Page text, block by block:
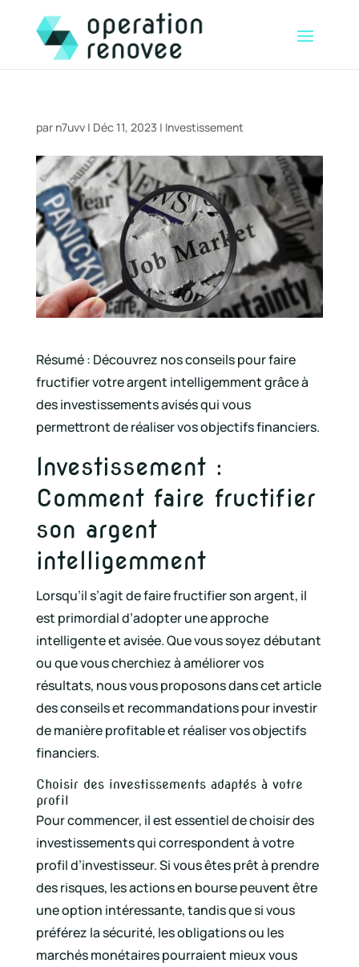
par n7uvv| Déc 11, 2023 | Investissement
Résumé : Découvrez nos conseils pour faire
fructifier votre argent intelligemment grâce à
des investissements avisés qui vous
permettront de réaliser vos objectifs financiers.
Investissement :
Comment faire fructifier
son argent
intelligemment
Lorsqu’il s’agit de faire fructifier son argent, il
est primordial d’adopter une approche
intelligente et avisée. Que vous soyez débutant
ou que vous cherchiez à améliorer vos
résultats, nous vous proposons dans cet article
des conseils et recommandations pour investir
de manière profitable et réaliser vos objectifs
financiers.
Choisir des investissements adaptés à votre
profil
Pour commencer, il est essentiel de choisir des
investissements qui correspondent à votre
profil d’investisseur. Si vous êtes prêt à prendre
des risques, les actions en bourse peuvent être
une option intéressante, tandis que si vous
préférez la sécurité, les obligations ou les
marchés monétaires pourraient mieux vous